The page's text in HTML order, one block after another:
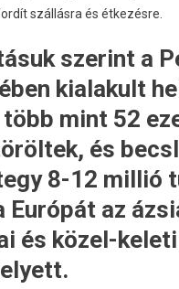
szállásra és étkezésre.
szerint a
kialakult
mint 52
és
8-12 millió
Európát az
és közel-keleti